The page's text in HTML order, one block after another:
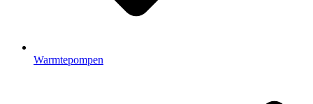
Warmtepompen